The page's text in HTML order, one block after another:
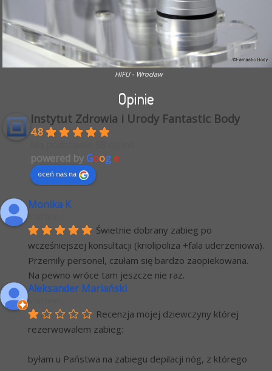
HIFU - Wrocław
Opinie
Instytut Zdrowia i Urody Fantastic Body
4.8
powered byGoogle
oceń nas na
Monika K
Świetnie dobrany zabieg po
wcześniejszej konsultacji (kriolipoliza +fala uderzeniowa).
Przemiły personel, czułam się bardzo zaopiekowana.
Na pewno wróce tam jeszcze nie raz.
Aleksander Mariański
Recenzja mojej dziewczyny której
rezerwowalem zabieg:
byłam u Państwa na zabiegu depilacji nóg, z którego